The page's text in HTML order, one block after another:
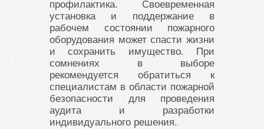
профилактика. Своевременная
установка и поддержание в
рабочем состоянии пожарного
оборудования может спасти жизни
и сохранить имущество. При
сомнениях в выборе
рекомендуется обратиться к
специалистам в области пожарной
безопасности для проведения
аудита и разработки
индивидуального решения.